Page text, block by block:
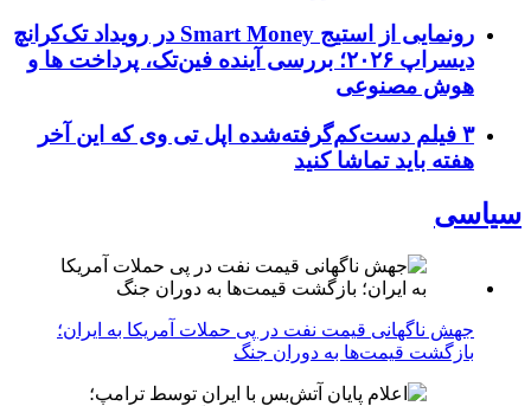
رونمایی از استیج Smart Money در رویداد تک‌کرانچ
دیسراپ ۲۰۲۶؛ بررسی آینده فین‌تک، پرداخت‌ ها و
هوش مصنوعی
۳ فیلم دست‌کم‌گرفته‌شده اپل تی وی که این آخر
هفته باید تماشا کنید
سیاسی
جهش ناگهانی قیمت نفت در پی حملات آمریکا به ایران؛
بازگشت قیمت‌ها به دوران جنگ